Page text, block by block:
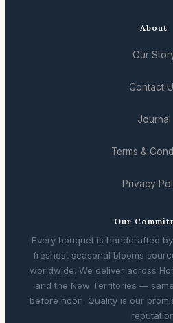
About
Our
Contact
Journal
Terms &
Privacy
Our
Every bouquet is handcrafted
freshest seasonal blooms
worldwide. We deliver across
and the New Territories —
before noon. Quality is our